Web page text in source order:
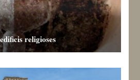
religioses